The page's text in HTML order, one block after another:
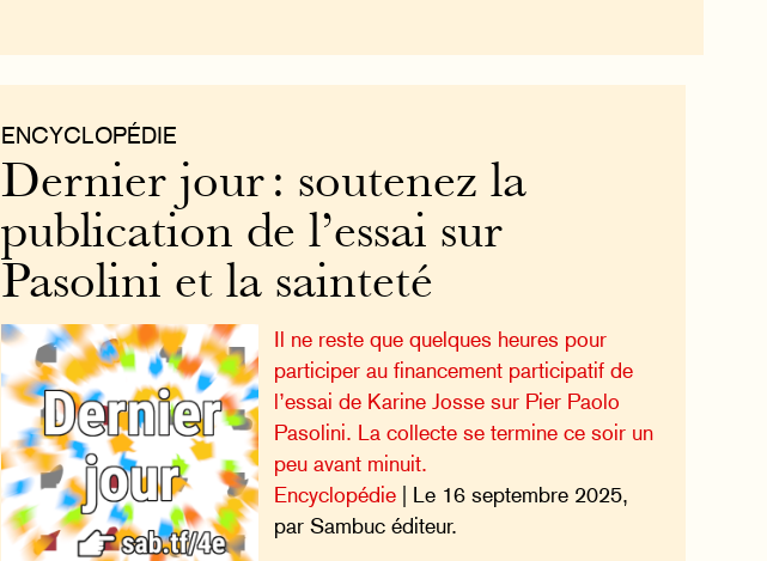
ENCYCLOPÉDIE
Dernier jour : soutenez la
publication de l’essai sur
Pasolini et la sainteté
Il ne reste que quelques heures pour
participer au financement participatif de
l’essai de Karine Josse sur Pier Paolo
Pasolini. La collecte se termine ce soir un
peu avant minuit.
Encyclopédie | Le 16 septembre 2025,
par Sambuc éditeur.